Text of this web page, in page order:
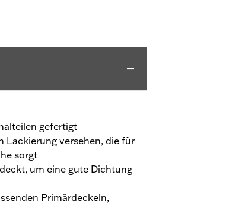
gefertigt
Lackierung versehen, die für
sorgt
um eine gute Dichtung
Primärdeckeln,